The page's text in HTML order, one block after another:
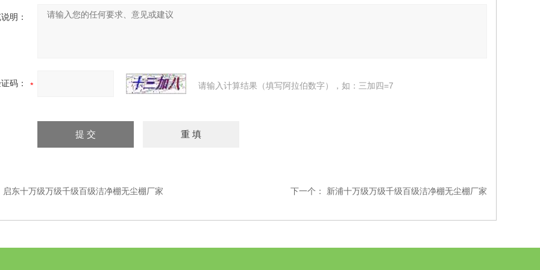
明：
码： 请输入计算结果（填写阿拉伯数字），如：三加四=7
启东十万级万级千级百级洁净棚无尘棚厂家 下一个： 新浦十万级万级千级百级洁净棚无尘棚厂家